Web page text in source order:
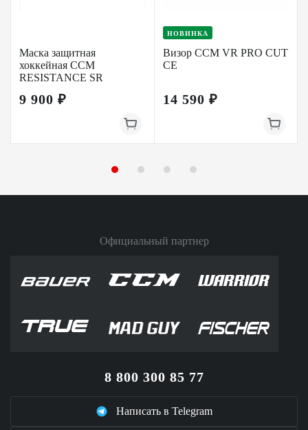
Маска защитная
хоккейная CCM
RESISTANCE SR
9 900 ₽
НОВИНКА
Визор CCM VR PRO CUT
CE
14 590 ₽
Официальный партнер
8 800 300 85 77
Написать в Telegram